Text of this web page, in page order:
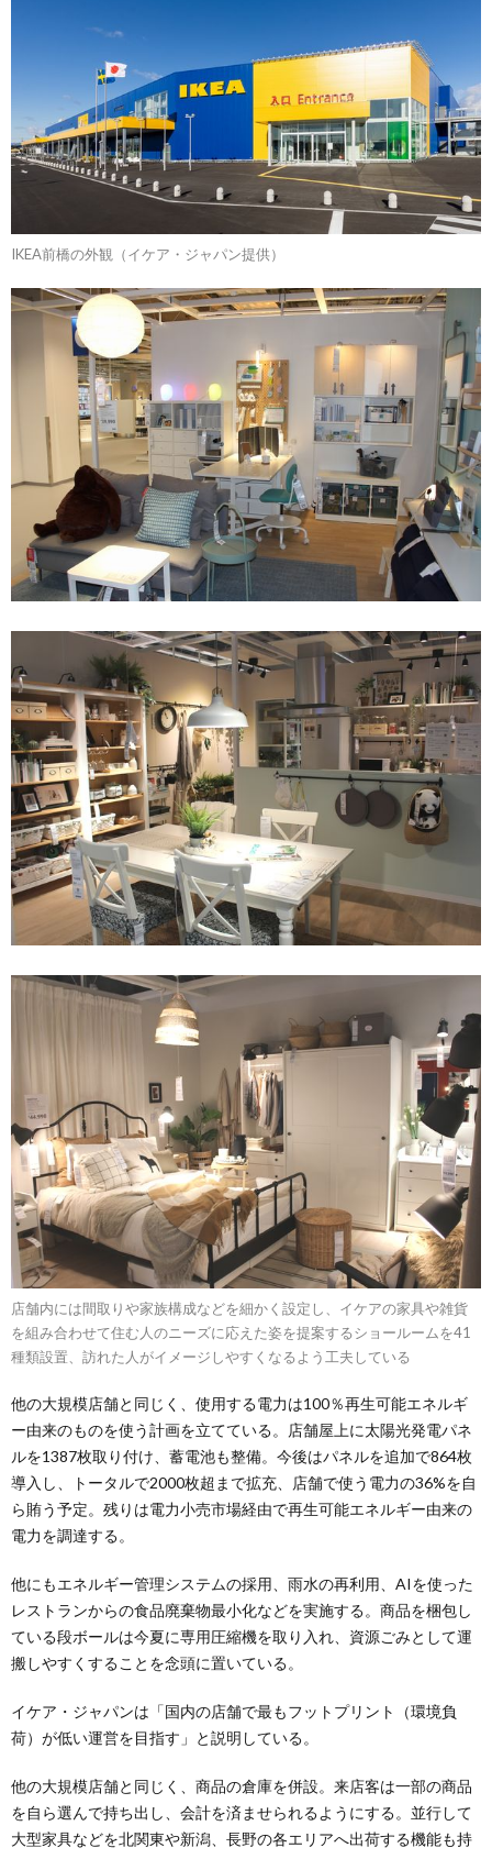
IKEA前橋の外観（イケア・ジャパン提供）
店舗内には間取りや家族構成などを細かく設定し、イケアの家具や雑貨
を組み合わせて住む人のニーズに応えた姿を提案するショールームを41
種類設置、訪れた人がイメージしやすくなるよう工夫している
他の大規模店舗と同じく、使用する電力は100％再生可能エネルギ
ー由来のものを使う計画を立てている。店舗屋上に太陽光発電パネ
ルを1387枚取り付け、蓄電池も整備。今後はパネルを追加で864枚
導入し、トータルで2000枚超まで拡充、店舗で使う電力の36%を自
ら賄う予定。残りは電力小売市場経由で再生可能エネルギー由来の
電力を調達する。
他にもエネルギー管理システムの採用、雨水の再利用、AIを使った
レストランからの食品廃棄物最小化などを実施する。商品を梱包し
ている段ボールは今夏に専用圧縮機を取り入れ、資源ごみとして運
搬しやすくすることを念頭に置いている。
イケア・ジャパンは「国内の店舗で最もフットプリント（環境負
荷）が低い運営を目指す」と説明している。
他の大規模店舗と同じく、商品の倉庫を併設。来店客は一部の商品
を自ら選んで持ち出し、会計を済ませられるようにする。並行して
大型家具などを北関東や新潟、長野の各エリアへ出荷する機能も持